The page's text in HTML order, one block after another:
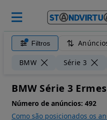
Filtros
BMW Série 3
BMW Série 3
Número de anúncios: 492
Como são posicionados os